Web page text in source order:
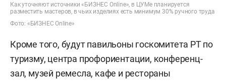
Как уточняют источники «БИЗНЕС Online», в ЦУМе планируется
разместить мастеров, в чьих изделиях есть минимум 30% ручного труда
Фото: «БИЗНЕС Online»
Кроме того, будут павильоны госкомитета РТ по
туризму, центра профориентации, конференц-
зал, музей ремесла, кафе и рестораны